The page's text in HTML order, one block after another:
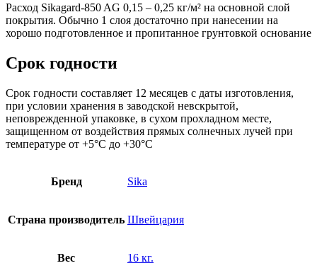
Расход Sikagard-850 AG 0,15 – 0,25 кг/м² на основной слой
покрытия. Обычно 1 слоя достаточно при нанесении на
хорошо подготовленное и пропитанное грунтовкой основание
Срок годности
Срок годности составляет 12 месяцев с даты изготовления,
при условии хранения в заводской невскрытой,
неповрежденной упаковке, в сухом прохладном месте,
защищенном от воздействия прямых солнечных лучей при
температуре от +5°C до +30°C
Бренд Sika
Страна производитель Швейцария
Вес 16 кг.